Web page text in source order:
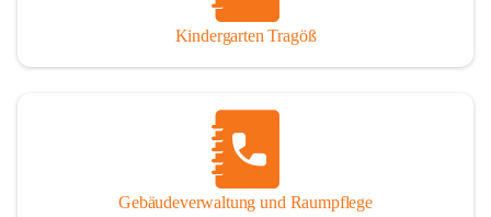
Bruck-MürzzuschlagKindergarten Tragöß
Gebäudeverwaltung und Raumpflege